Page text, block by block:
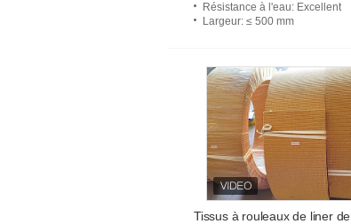
Résistance à l'eau: Excellent
Largeur: ≤ 500 mm
Tissus à rouleaux de liner de